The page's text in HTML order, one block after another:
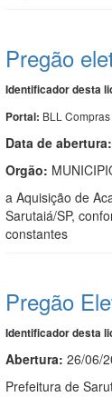
Pregão
Identificador desta
Portal: BLL Compras
Data de abertura:
Orgão:
a Aquisição de
Sarutaiá/SP,
constantes
Pregão
Identificador desta
Abertura: 26/06/
Prefeitura de